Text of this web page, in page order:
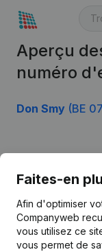
Aperçu
numéro
Don Smy (BE
Faites-en
Afin d'optimiser
Companyweb
vous utilisez ce
vous permet de
Français